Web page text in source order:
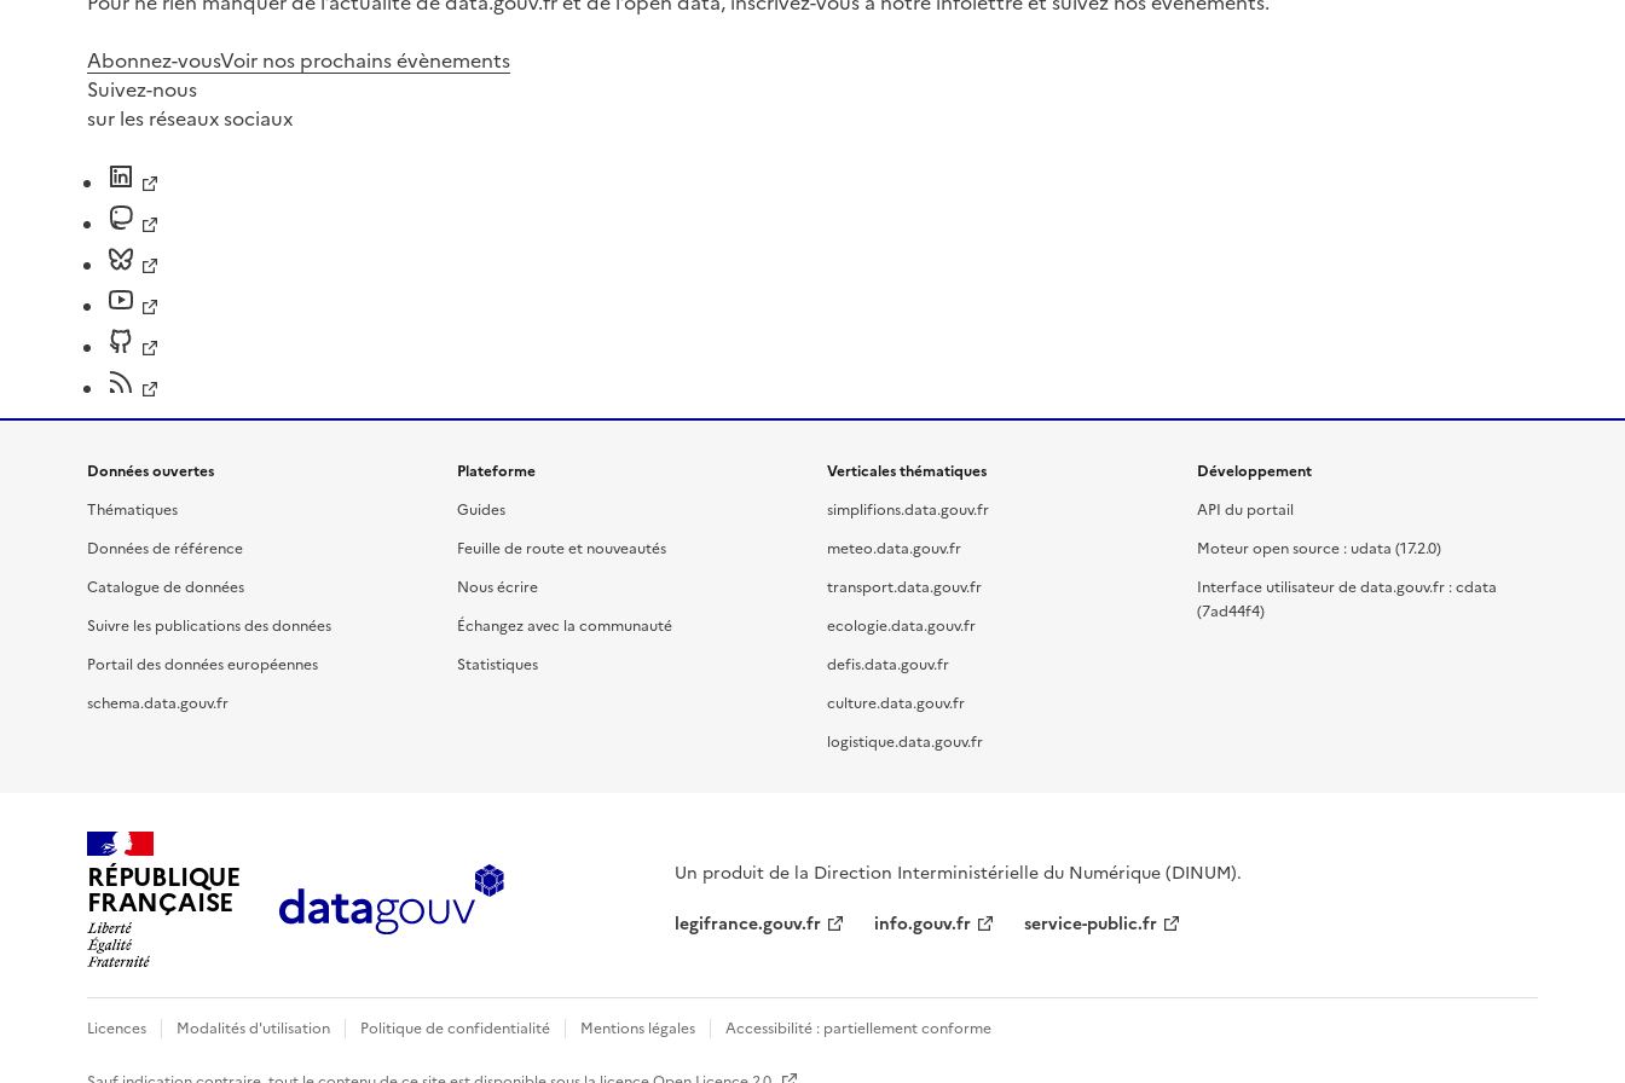
Abonnez-vousVoir nos prochains évènements
Suivez-nous
sur les réseaux sociaux
Données ouvertes
Thématiques
Données de référence
Catalogue de données
Suivre les publications des données
Portail des données européennes
schema.data.gouv.fr
Plateforme
Guides
Feuille de route et nouveautés
Nous écrire
Échangez avec la communauté
Statistiques
Verticales thématiques
simplifions.data.gouv.fr
meteo.data.gouv.fr
transport.data.gouv.fr
ecologie.data.gouv.fr
defis.data.gouv.fr
culture.data.gouv.fr
logistique.data.gouv.fr
Développement
API du portail
Moteur open source : udata (17.2.0)
Interface utilisateur de data.gouv.fr : cdata
(7ad44f4)
RÉPUBLIQUE
FRANÇAISE
Un produit de la Direction Interministérielle du Numérique (DINUM).
legifrance.gouv.fr
info.gouv.fr service-public.fr
Licences Modalités d'utilisation Politique de confidentialité Mentions légales Accessibilité : partiellement conforme